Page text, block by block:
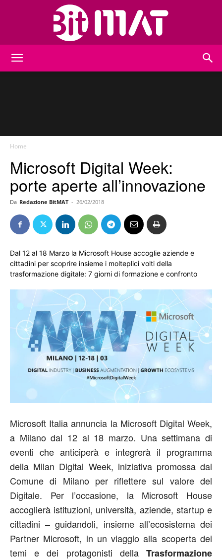
Home
Microsoft Digital Week:
porte aperte all’innovazione
Da Redazione BitMAT - 26/02/2018
Dal 12 al 18 Marzo la Microsoft House accoglie aziende e
cittadini per scoprire insieme i molteplici volti della
trasformazione digitale: 7 giorni di formazione e confronto
Microsoft Italia annuncia la Microsoft Digital Week,
a Milano dal 12 al 18 marzo. Una settimana di
eventi che anticiperà e integrerà il programma
della Milan Digital Week, iniziativa promossa dal
Comune di Milano per riflettere sul valore del
Digitale. Per l’occasione, la Microsoft House
accoglierà istituzioni, università, aziende, startup e
cittadini – guidandoli, insieme all’ecosistema dei
Partner Microsoft, in un viaggio alla scoperta dei
temi e dei protagonisti della Trasformazione